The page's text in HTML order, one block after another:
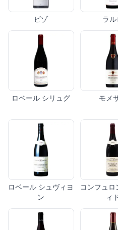
ビゾ ラル
ロベール シリュグ モメ
ロベール シュヴィヨ
ン
コンフュロ
ィ